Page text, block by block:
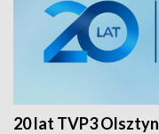
20 lat TVP3 Olsztyn